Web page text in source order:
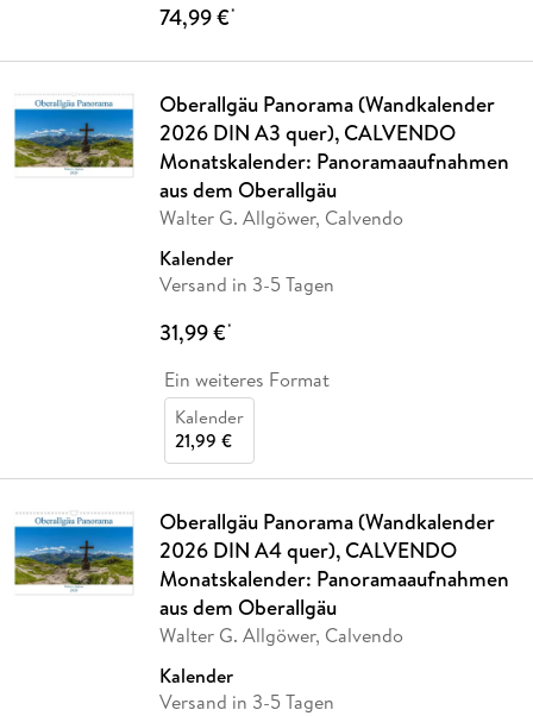
74,99 €*
Oberallgäu Panorama (Wandkalender
2026 DIN A3 quer), CALVENDO
Monatskalender: Panoramaaufnahmen
aus dem Oberallgäu
Walter G. Allgöwer, Calvendo
Kalender
Versand in 3-5 Tagen
31,99 €*
Ein weiteres Format
Kalender
21,99 €
Oberallgäu Panorama (Wandkalender
2026 DIN A4 quer), CALVENDO
Monatskalender: Panoramaaufnahmen
aus dem Oberallgäu
Walter G. Allgöwer, Calvendo
Kalender
Versand in 3-5 Tagen